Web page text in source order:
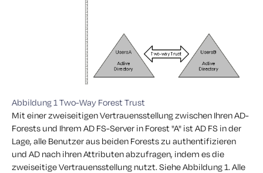
Abbildung 1 Two-Way Forest Trust
Mit einer zweiseitigen Vertrauensstellung zwischen Ihren AD-
Forests und Ihrem AD FS-Server in Forest "A" ist AD FS in der
Lage, alle Benutzer aus beiden Forests zu authentifizieren
und AD nach ihren Attributen abzufragen, indem es die
zweiseitige Vertrauensstellung nutzt. Siehe Abbildung 1. Alle